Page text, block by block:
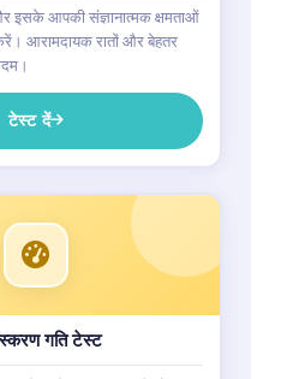
इसके आपकी संज्ञानात्मक क्षमताओं
आरामदायक रातों और बेहतर
टेस्ट दें
गति टेस्ट